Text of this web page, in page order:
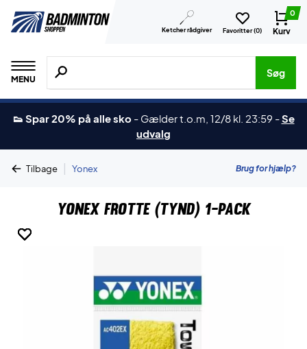
Ketcher rådgiver Favoritter (0)
0
Kurv
MENU
Søg efter produkter, mærker etc.
Søg
👟 Spar 20% på alle sko - Gælder t.o.m, 12/8 kl. 23:59 -Se
udvalg
Tilbage | Yonex Brug for hjælp?
Yonex Frotte (tynd) 1-pack